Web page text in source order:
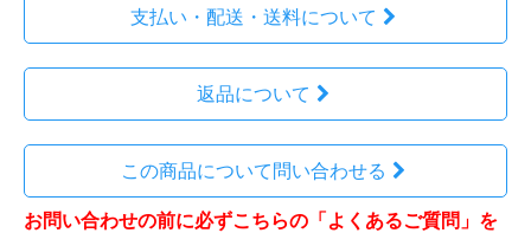
支払い・配送・送料について
返品について
この商品について問い合わせる
お問い合わせの前に必ずこちらの「よくあるご質問」を